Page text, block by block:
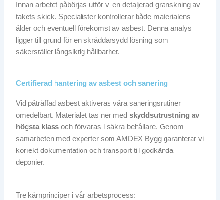
Innan arbetet påbörjas utför vi en detaljerad granskning av
takets skick. Specialister kontrollerar både materialens
ålder och eventuell förekomst av asbest. Denna analys
ligger till grund för en skräddarsydd lösning som
säkerställer långsiktig hållbarhet.
Certifierad hantering av asbest och sanering
Vid påträffad asbest aktiveras våra saneringsrutiner
omedelbart. Materialet tas ner medskyddsutrustning av
högsta klass och förvaras i säkra behållare. Genom
samarbeten med experter som AMDEX Bygg garanterar vi
korrekt dokumentation och transport till godkända
deponier.
Tre kärnprinciper i vår arbetsprocess: